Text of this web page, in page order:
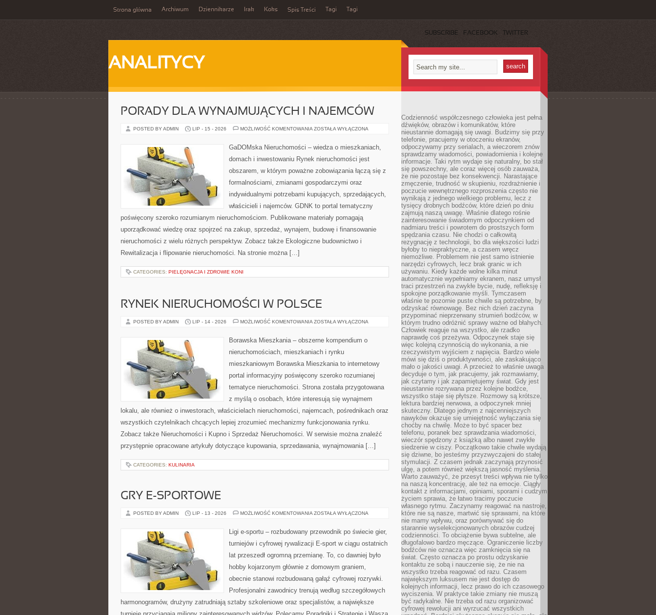
Strona główna Archiwum Dziennikarze Irak Koks Spis Treści Tagi Tagi
SUBSCRIBE FACEBOOK TWITTER
ANALITYCY
PORADY DLA WYNAJMUJĄCYCH I NAJEMCÓW
POSTED BY ADMIN LIP - 15 - 2026 MOŻLIWOŚĆ KOMENTOWANIA PORADY
NAJEMCÓW
ZOSTAŁA WYŁĄCZONA
GaDOMska Nieruchomości – wiedza o mieszkaniach,
domach i inwestowaniu Rynek nieruchomości jest
obszarem, w którym poważne zobowiązania łączą się z
formalnościami, zmianami gospodarczymi oraz
indywidualnymi potrzebami kupujących, sprzedających,
właścicieli i najemców. GDNK to portal tematyczny
poświęcony szeroko rozumianym nieruchomościom. Publikowane materiały pomagają
uporządkować wiedzę oraz spojrzeć na zakup, sprzedaż, wynajem, budowę i finansowanie
nieruchomości z wielu różnych perspektyw. Zobacz także Ekologiczne budownictwo i
Rewitalizacja i flipowanie nieruchomości. Na stronie można […]
CATEGORIES: PIELĘGNACJA I ZDROWIE KONI
RYNEK NIERUCHOMOŚCI W POLSCE
POSTED BY ADMIN LIP - 14 - 2026 MOŻLIWOŚĆ KOMENTOWANIA RYNEK
POLSCE
ZOSTAŁA WYŁĄCZONA
Borawska Mieszkania – obszerne kompendium o
nieruchomościach, mieszkaniach i rynku
mieszkaniowym Borawska Mieszkania to internetowy
portal informacyjny poświęcony szeroko rozumianej
tematyce nieruchomości. Strona została przygotowana
z myślą o osobach, które interesują się wynajmem
lokalu, ale również o inwestorach, właścicielach nieruchomości, najemcach, pośrednikach oraz
wszystkich czytelnikach chcących lepiej zrozumieć mechanizmy funkcjonowania rynku.
Zobacz także Nieruchomości i Kupno i Sprzedaż Nieruchomości. W serwisie można znaleźć
przystępnie opracowane artykuły dotyczące kupowania, sprzedawania, wynajmowania […]
CATEGORIES: KULINARIA
GRY E-SPORTOWE
POSTED BY ADMIN LIP - 13 - 2026 MOŻLIWOŚĆ KOMENTOWANIA GRY
ZOSTAŁA WYŁĄCZONA
Ligi e-sportu – rozbudowany przewodnik po świecie gier,
turniejów i cyfrowej rywalizacji E-sport w ciągu ostatnich
lat przeszedł ogromną przemianę. To, co dawniej było
hobby kojarzonym głównie z domowym graniem,
obecnie stanowi rozbudowaną gałąź cyfrowej rozrywki.
Profesjonalni zawodnicy trenują według szczegółowych
harmonogramów, drużyny zatrudniają sztaby szkoleniowe oraz specjalistów, a największe
Codzienność współczesnego człowieka jest pełna
dźwięków, obrazów i komunikatów, które
nieustannie domagają się uwagi. Budzimy się przy
telefonie, pracujemy w otoczeniu ekranów,
odpoczywamy przy serialach, a wieczorem znów
sprawdzamy wiadomości, powiadomienia i kolejne
informacje. Taki rytm wydaje się naturalny, bo stał
się powszechny, ale coraz więcej osób zauważa,
że nie pozostaje bez konsekwencji. Narastające
zmęczenie, trudność w skupieniu, rozdrażnienie i
poczucie wewnętrznego rozproszenia często nie
wynikają z jednego wielkiego problemu, lecz z
tysięcy drobnych bodźców, które dzień po dniu
zajmują naszą uwagę. Właśnie dlatego rośnie
zainteresowanie świadomym odpoczynkiem od
nadmiaru treści i powrotem do prostszych form
spędzania czasu. Nie chodzi o całkowitą
rezygnację z technologii, bo dla większości ludzi
byłoby to niepraktyczne, a czasem wręcz
niemożliwe. Problemem nie jest samo istnienie
narzędzi cyfrowych, lecz brak granic w ich
używaniu. Kiedy każde wolne kilka minut
automatycznie wypełniamy ekranem, nasz umysł
traci przestrzeń na zwykłe bycie, nudę, refleksję i
spokojne porządkowanie myśli. Tymczasem
właśnie te pozornie puste chwile są potrzebne, by
odzyskać równowagę. Bez nich dzień zaczyna
przypominać nieprzerwany strumień bodźców, w
którym trudno odróżnić sprawy ważne od błahych.
Człowiek reaguje na wszystko, ale rzadko
naprawdę coś przeżywa. Odpoczynek staje się
więc kolejną czynnością do wykonania, a nie
rzeczywistym wyjściem z napięcia. Bardzo wiele
mówi się dziś o produktywności, ale zaskakująco
mało o jakości uwagi. A przecież to właśnie uwaga
decyduje o tym, jak pracujemy, jak rozmawiamy,
jak czytamy i jak zapamiętujemy świat. Gdy jest
nieustannie rozrywana przez kolejne bodźce,
wszystko staje się płytsze. Rozmowy są krótsze,
lektura bardziej nerwowa, a odpoczynek mniej
skuteczny. Dlatego jednym z najcenniejszych
nawyków okazuje się umiejętność wyłączania się
choćby na chwilę. Może to być spacer bez
telefonu, poranek bez sprawdzania wiadomości,
wieczór spędzony z książką albo nawet zwykłe
siedzenie w ciszy. Początkowo takie chwile wydają
się dziwne, bo jesteśmy przyzwyczajeni do stałej
stymulacji. Z czasem jednak zaczynają przynosić
ulgę, a potem również większą jasność myślenia.
Warto zauważyć, że przesyt treści wpływa nie tylko
na naszą koncentrację, ale też na emocje. Ciągły
kontakt z informacjami, opiniami, sporami i cudzym
życiem sprawia, że łatwo tracimy poczucie
własnego rytmu. Zaczynamy reagować na nastroje,
które nie są nasze, martwić się sprawami, na które
nie mamy wpływu, oraz porównywać się do
starannie wyselekcjonowanych obrazów cudzej
codzienności. To obciążenie bywa subtelne, ale
długofalowo bardzo męczące. Ograniczenie liczby
bodźców nie oznacza więc zamknięcia się na
świat. Często oznacza po prostu odzyskanie
kontaktu ze sobą i nauczenie się, że nie na
wszystko trzeba reagować od razu. Czasem
największym luksusem nie jest dostęp do
kolejnych informacji, lecz prawo do ich czasowego
wyciszenia. W praktyce takie zmiany nie muszą
być radykalne. Nie trzeba od razu organizować
cyfrowej rewolucji ani wyrzucać wszystkich